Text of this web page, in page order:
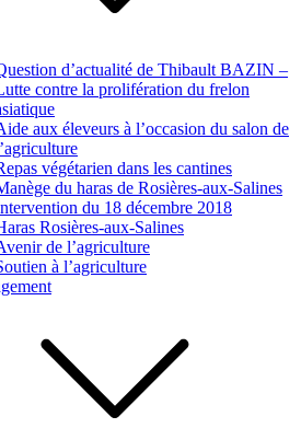
d’actualité de Thibault BAZIN –
contre la prolifération du frelon
aux éleveurs à l’occasion du salon de
végétarien dans les cantines
du haras de Rosières-aux-Salines
du 18 décembre 2018
Rosières-aux-Salines
de l’agriculture
à l’agriculture